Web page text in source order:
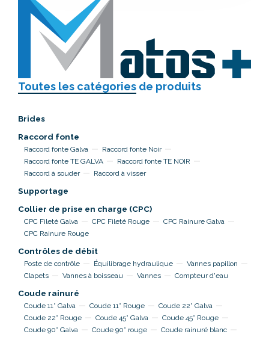
Toutes les catégories de produits
Brides
Raccord fonte
Raccord fonte Galva
Raccord fonte Noir
Raccord fonte TE GALVA
Raccord fonte TE NOIR
Raccord à souder
Raccord à visser
Supportage
Collier de prise en charge (CPC)
CPC Fileté Galva CPC Fileté Rouge
CPC Rainure Galva
CPC Rainure Rouge
Contrôles de débit
Poste de contrôle Équilibrage hydraulique
Vannes papillon
Clapets
Vannes à boisseau Vannes Compteur d'eau
Coude rainuré
Coude 11° Galva Coude 11° Rouge
Coude 22° Galva
Coude 22° Rouge
Coude 45° Galva
Coude 45° Rouge
Coude 90° Galva
Coude 90° rouge
Coude rainuré blanc